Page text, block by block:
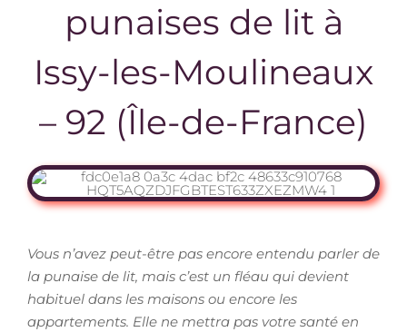
punaises de lit à
Issy-les-Moulineaux
– 92 (Île-de-France)
Vous n’avez peut-être pas encore entendu parler de
la punaise de lit, mais c’est un fléau qui devient
habituel dans les maisons ou encore les
appartements. Elle ne mettra pas votre santé en